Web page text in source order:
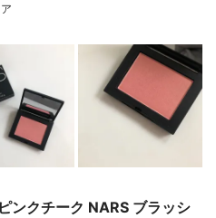
ンクチーク NARS ブラッシ